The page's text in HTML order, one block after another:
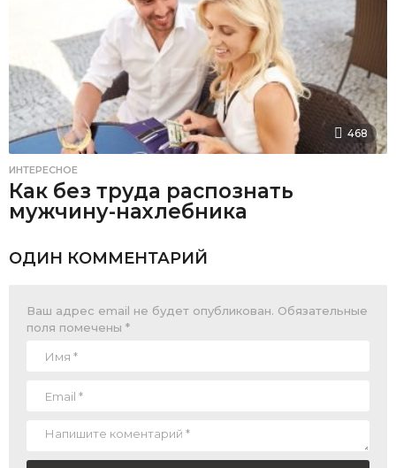
468
ИНТЕРЕСНОЕ
Как без труда распознать
мужчину-нахлебника
ОДИН КОММЕНТАРИЙ
Ваш адрес email не будет опубликован. Обязательные
поля помечены *